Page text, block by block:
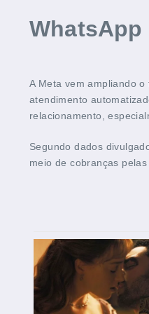
A Meta vem ampliando
atendimento
relacionamento,
Segundo dados
meio de cobranças